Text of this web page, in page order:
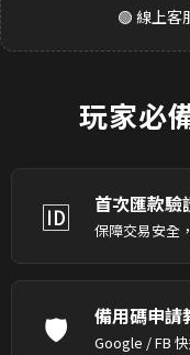
🟢 線上客
玩家必
🆔 首次匯款驗
保障交易安全
🛡️ 備用碼申請
Google / FB